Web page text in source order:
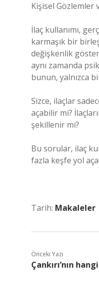
Kişisel Gözlemler
İlaç kullanımı,
karmaşık bir
değişkenlik
aynı zamanda
bunun, yalnızca
Sizce, ilaçlar
açabilir mi?
şekillenir mi?
Bu sorular, ilaç
fazla keşfe yol
Tarih: Makaleler
Önceki Yazı
Çankırı’nın